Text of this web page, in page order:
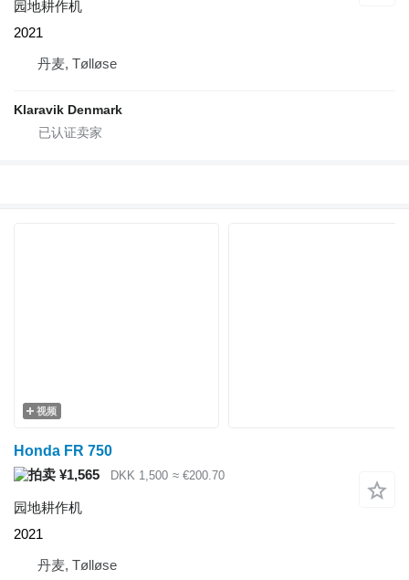
园地耕作机
2021
丹麦, Tølløse
Klaravik Denmark
视频
Honda FR 750
¥1,565
DKK 1,500 ≈ €200.70
园地耕作机
2021
丹麦, Tølløse